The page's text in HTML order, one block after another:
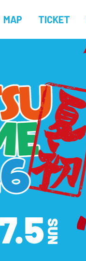
MAP TICKET